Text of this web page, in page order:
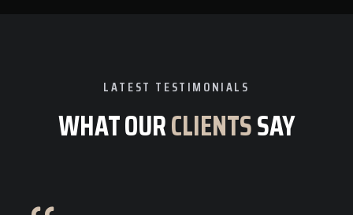
LATEST TESTIMONIALS
WHAT OURCLIENTSSAY